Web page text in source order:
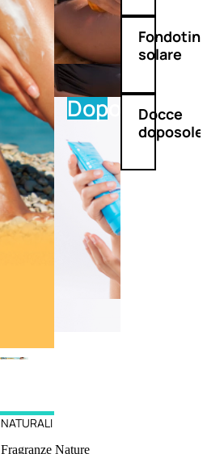
Doposole
solare
Docce
doposole
NATURALI
Fragranze Nature